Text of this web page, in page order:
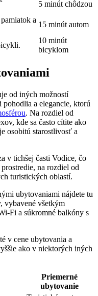
5 minút chôdzou
a
15 minút autom
10 minút
bicyklom
od iných možností
a elegancie, ktorú
. Na rozdiel od
kde sa často cítite ako
osobitú starostlivosť a
v tichšej časti Vodice, čo
na rozdiel od
turistických oblastí.
ubytovaniami nájdete tu
vybavené všetkým
Fi a súkromné balkóny s
v cene ubytovania a
ako v niektorých iných
Priemerné
ubytovanie